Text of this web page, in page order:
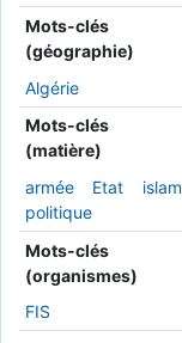
Mots-clés
(géographie)
Algérie
Mots-clés
(matière)
armée
Etat islam
politique
Mots-clés
(organismes)
FIS